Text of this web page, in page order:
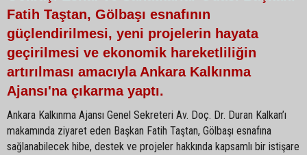
Fatih Taştan, Gölbaşı esnafının
güçlendirilmesi, yeni projelerin hayata
geçirilmesi ve ekonomik hareketliliğin
artırılması amacıyla Ankara Kalkınma
Ajansı'na çıkarma yaptı.
Ankara Kalkınma Ajansı Genel Sekreteri Av. Doç. Dr. Duran Kalkan’ı
makamında ziyaret eden Başkan Fatih Taştan, Gölbaşı esnafına
sağlanabilecek hibe, destek ve projeler hakkında kapsamlı bir istişare